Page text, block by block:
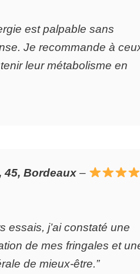
est palpable sans
Je recommande à
leur métabolisme en
45, Bordeaux –
essais, j’ai constaté une
de mes fringales et
de mieux-être.”